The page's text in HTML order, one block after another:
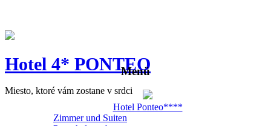
Hotel 4* PONTEO
Miesto, ktoré vám zostane v srdci
Menü
Hotel Ponteo****
Zimmer und Suiten